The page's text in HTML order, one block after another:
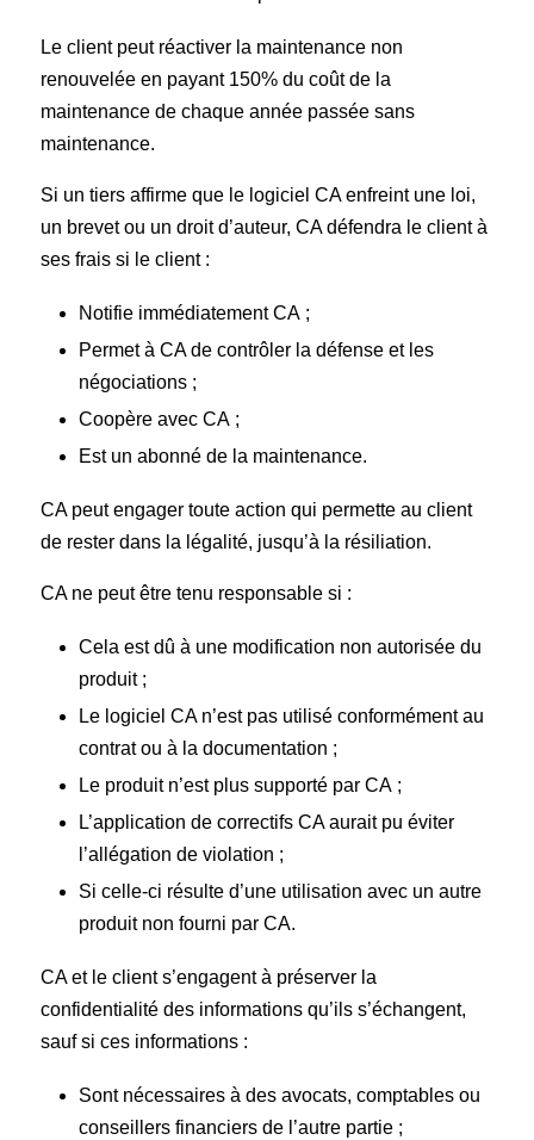
Le client peut réactiver la maintenance non
renouvelée en payant 150% du coût de la
maintenance de chaque année passée sans
maintenance.
Si un tiers affirme que le logiciel CA enfreint une loi,
un brevet ou un droit d’auteur, CA défendra le client à
ses frais si le client :
Notifie immédiatement CA ;
Permet à CA de contrôler la défense et les
négociations ;
Coopère avec CA ;
Est un abonné de la maintenance.
CA peut engager toute action qui permette au client
de rester dans la légalité, jusqu’à la résiliation.
CA ne peut être tenu responsable si :
Cela est dû à une modification non autorisée du
produit ;
Le logiciel CA n’est pas utilisé conformément au
contrat ou à la documentation ;
Le produit n’est plus supporté par CA ;
L’application de correctifs CA aurait pu éviter
l’allégation de violation ;
Si celle-ci résulte d’une utilisation avec un autre
produit non fourni par CA.
CA et le client s’engagent à préserver la
confidentialité des informations qu’ils s’échangent,
sauf si ces informations :
Sont nécessaires à des avocats, comptables ou
conseillers financiers de l’autre partie ;